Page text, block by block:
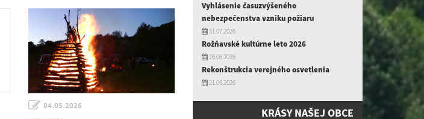
04.05.2026
Vyhlásenie časuzvýšeného
nebezpečenstva vzniku požiaru
31.07.2026
Rožňavské kultúrne leto 2026
26.06.2026
Rekonštrukcia verejného osvetlenia
21.06.2026
KRÁSY NAŠEJ OBCE